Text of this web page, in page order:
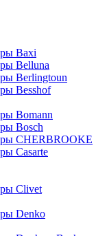
Baxi
Belluna
Berlingtoun
Besshof
Bomann
Bosch
CHERBROOKE
Casarte
Clivet
Denko